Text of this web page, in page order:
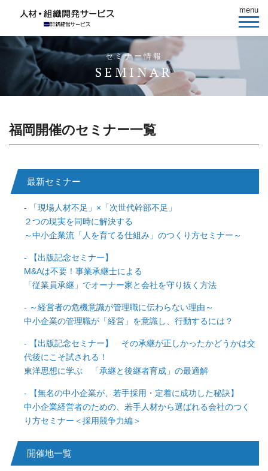
menu
セミナー情報
SEMINAR
福岡開催のセミナー一覧
最新セミナー
「現場人材不足」×「次世代幹部不足」
２つの現実を同時に解決する
～中小企業流「人を育てる仕組み」のつくり方セミナー～
【出版記念セミナー】
M&Aは不要！事業承継士による
「従業員承継」でオーナー家と会社を守り抜く方法
～経営者の危機意識が管理職に伝わらない理由～
中小企業の管理職が「経営」を意識し、行動するには？
【出版記念セミナー】 その承継が正しかったかどうかは交
代後にこそ試される！
東洋思想に学ぶ 「承継と後継者育成」の最適解
【無名の中小企業が、若手採用・定着に成功した秘訣】
中小企業経営者のための、若手人材から選ばれる会社のつく
り方セミナー＜採用競争力編＞
開催地一覧